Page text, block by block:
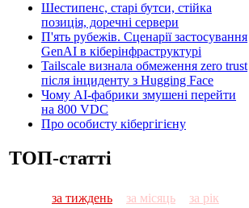
Шестипенс, старі бутси, стійка
позиція, доречні сервери
П'ять рубежів. Сценарії застосування
GenAI в кіберінфраструктурі
Tailscale визнала обмеження zero trust
після інциденту з Hugging Face
Чому AI-фабрики змушені перейти
на 800 VDC
Про особисту кібергігієну
ТОП-статті
за тиждень за місяць
за рік